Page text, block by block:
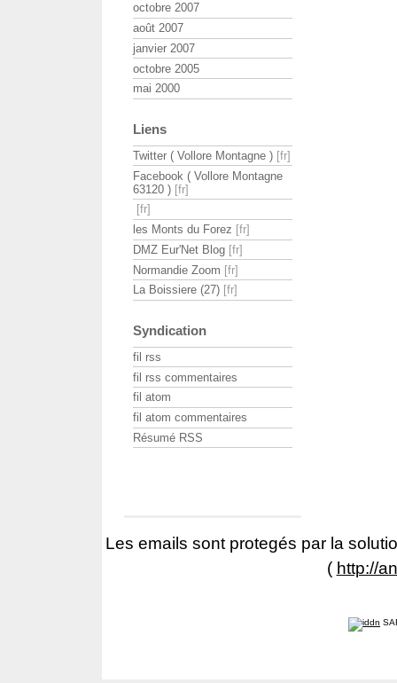
octobre 2007
août 2007
janvier 2007
octobre 2005
mai 2000
Liens
Twitter ( Vollore Montagne )
Facebook ( Vollore Montagne
63120 )
les Monts du Forez
DMZ Eur'Net Blog
Normandie Zoom
La Boissiere (27)
Syndication
fil rss
fil rss commentaires
fil atom
fil atom commentaires
Résumé RSS
Les emails sont protegés par la
( http://